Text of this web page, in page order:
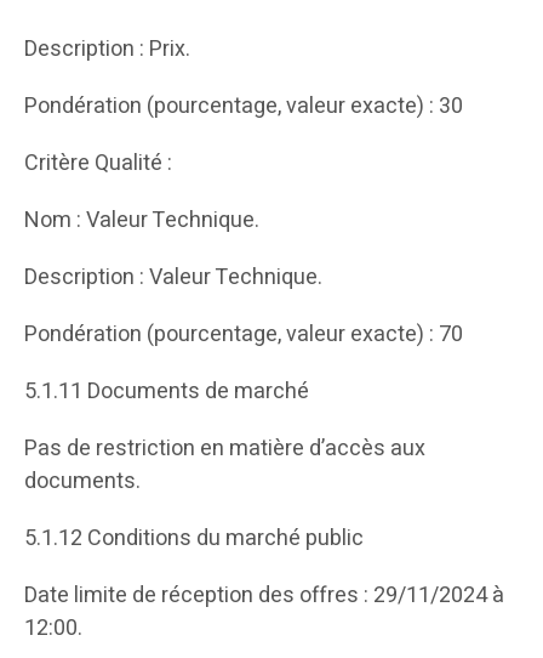
Description : Prix.
Pondération (pourcentage, valeur exacte) : 30
Critère Qualité :
Nom : Valeur Technique.
Description : Valeur Technique.
Pondération (pourcentage, valeur exacte) : 70
5.1.11 Documents de marché
Pas de restriction en matière d’accès aux
documents.
5.1.12 Conditions du marché public
Date limite de réception des offres : 29/11/2024 à
12:00.